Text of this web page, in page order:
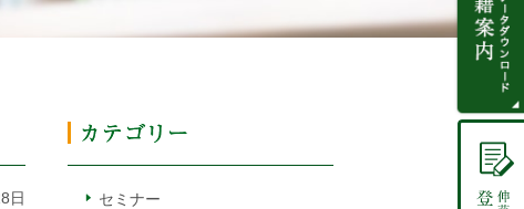
日
セミナー